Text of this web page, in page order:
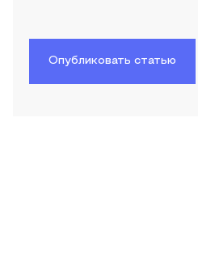
Опубликовать статью